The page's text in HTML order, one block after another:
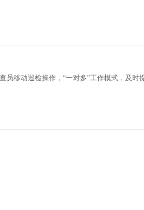
员移动巡检操作，“一对多”工作模式，及时